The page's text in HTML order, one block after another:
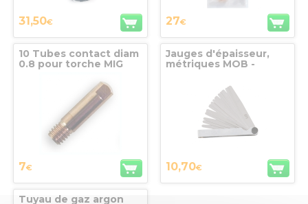
31,50€ 27€
10 Tubes contact diam
0.8 pour torche MIG
7€
Jauges d'épaisseur,
métriques MOB -
10,70€
Tuyau de gaz argon